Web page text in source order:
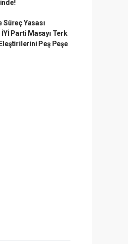
Süreç Yasası
Parti Masayı Terk
Peş Peşe